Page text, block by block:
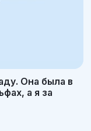
Она была в
а я за